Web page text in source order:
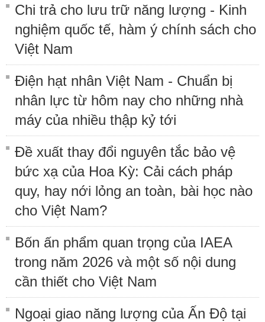
Chi trả cho lưu trữ năng lượng - Kinh
nghiệm quốc tế, hàm ý chính sách cho
Việt Nam
Điện hạt nhân Việt Nam - Chuẩn bị
nhân lực từ hôm nay cho những nhà
máy của nhiều thập kỷ tới
Đề xuất thay đổi nguyên tắc bảo vệ
bức xạ của Hoa Kỳ: Cải cách pháp
quy, hay nới lỏng an toàn, bài học nào
cho Việt Nam?
Bốn ấn phẩm quan trọng của IAEA
trong năm 2026 và một số nội dung
cần thiết cho Việt Nam
Ngoại giao năng lượng của Ấn Độ tại